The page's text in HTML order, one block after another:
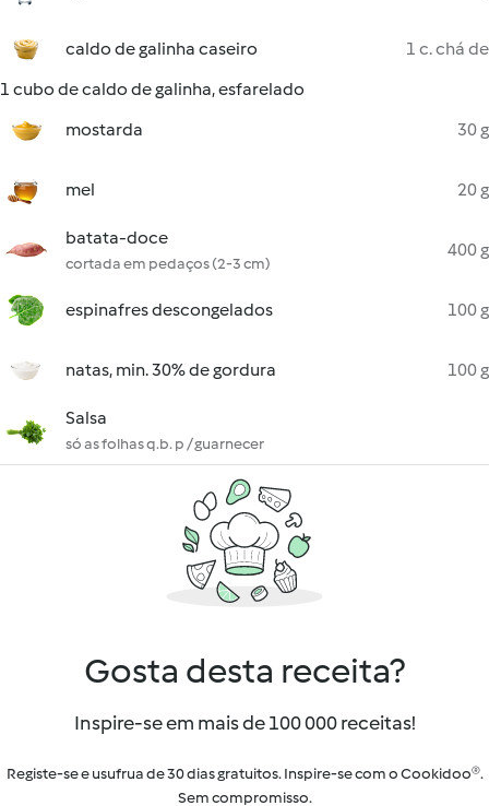
caldo de galinha caseiro
1 c. chá de
1 cubo de caldo de galinha, esfarelado
mostarda
30 g
mel 20 g
batata-doce
cortada em pedaços (2-3 cm)
400 g
espinafres descongelados 100 g
natas, min. 30% de gordura 100 g
Salsa
só as folhas q.b. p / guarnecer
Gosta desta receita?
Inspire-se em mais de 100 000 receitas!
Registe-se e usufrua de 30 dias gratuitos. Inspire-se com o Cookidoo®.
Sem compromisso.